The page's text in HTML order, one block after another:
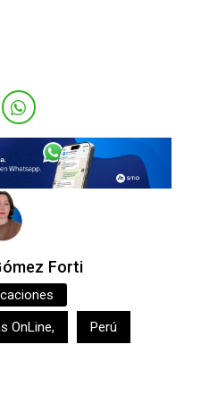
Forti
OnLine, Perú